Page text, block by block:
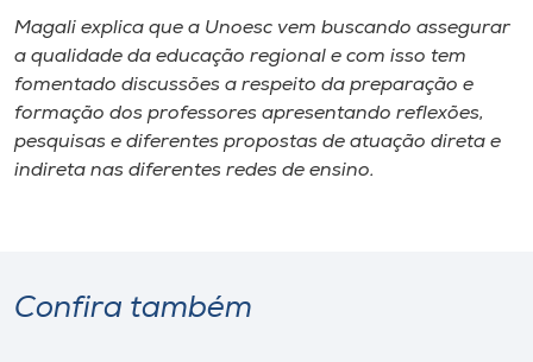
Magali explica que a Unoesc vem buscando assegurar
a qualidade da educação regional e com isso tem
fomentado discussões a respeito da preparação e
formação dos professores apresentando reflexões,
pesquisas e diferentes propostas de atuação direta e
indireta nas diferentes redes de ensino.
Confira também